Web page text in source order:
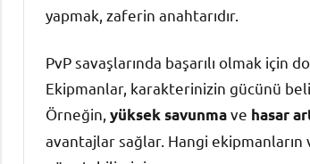
yapmak, zaferin anahtarıdır.
PvP savaşlarında başarılı olmak
Ekipmanlar, karakterinizin gücünü
Örneğin, yüksek savunmave hasar
avantajlar sağlar. Hangi